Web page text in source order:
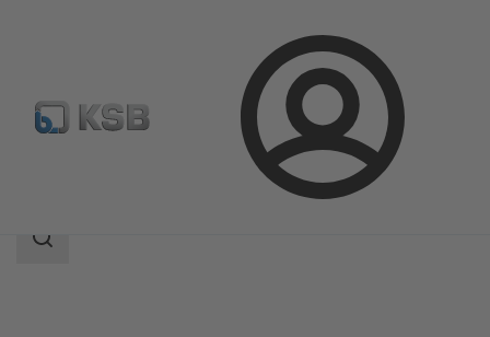
Login
MC
Ambito